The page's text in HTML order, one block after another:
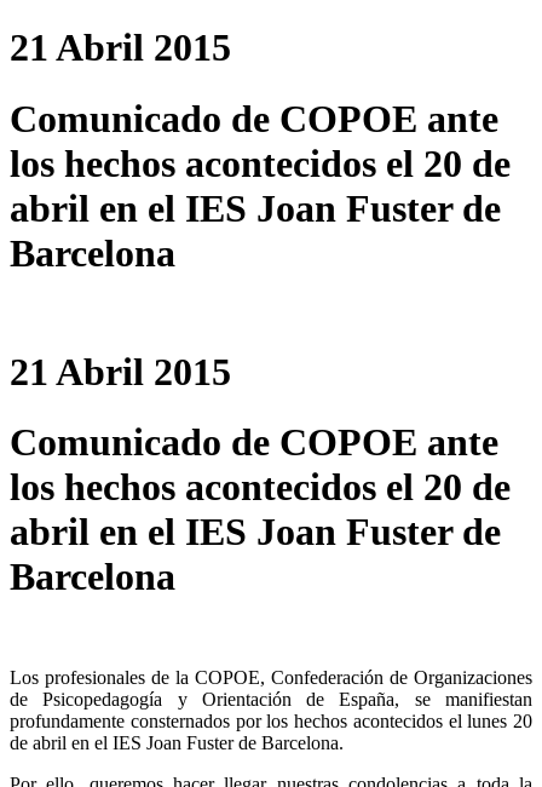
21 Abril 2015
Comunicado de COPOE ante
los hechos acontecidos el 20 de
abril en el IES Joan Fuster de
Barcelona
21 Abril 2015
Comunicado de COPOE ante
los hechos acontecidos el 20 de
abril en el IES Joan Fuster de
Barcelona
Los profesionales de la COPOE, Confederación de Organizaciones
de Psicopedagogía y Orientación de España, se manifiestan
profundamente consternados por los hechos acontecidos el lunes 20
de abril en el IES Joan Fuster de Barcelona.